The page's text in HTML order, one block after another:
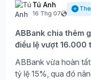
Tú Anh
16 Thg 07
ABBank chia thêm
điều lệ vượt 16.000
ABBank vừa hoàn
tỷ lệ 15%, qua đó